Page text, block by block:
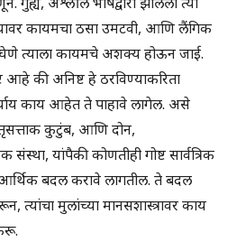
कायमचा ठसा उमटवी, आणि लैंगिक
घेणे त्याला कायमचे अशक्य होऊन जाई.
की अनिष्ट हे ठरविण्याकरिता
काय आहेत ते पाहावे लागेल. असे
कुटुंब, आणि दोन,
संस्था, यांपैकी कोणतीही गोष्ट सार्वत्रिक
आर्थिक बदल करावे लागतील. ते बदल
मुलांच्या मानसशास्त्रावर काय